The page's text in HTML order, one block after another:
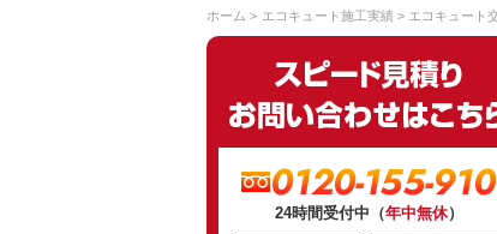
ホーム エコキュート施工実績 エコキュート
0120-155-910
24時間受付中（年中無休）